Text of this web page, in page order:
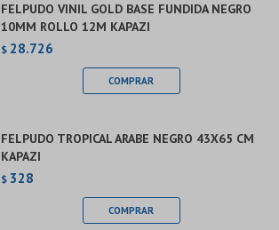
FELPUDO VINIL GOLD BASE FUNDIDA NEGRO
10MM ROLLO 12M KAPAZI
$ 28.726
FELPUDO TROPICAL ARABE NEGRO 43X65 CM
KAPAZI
$ 328